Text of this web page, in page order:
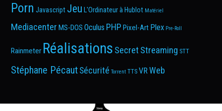
Porn Javascript Jeu L'Ordinateur à Hublot Matériel
Mediacenter MS-DOS Oculus PHP Pixel-Art Plex Pre-Roll
Rainmeter Réalisations Secret Streaming STT
Stéphane PécautSécurité Torrent TTS VRWeb